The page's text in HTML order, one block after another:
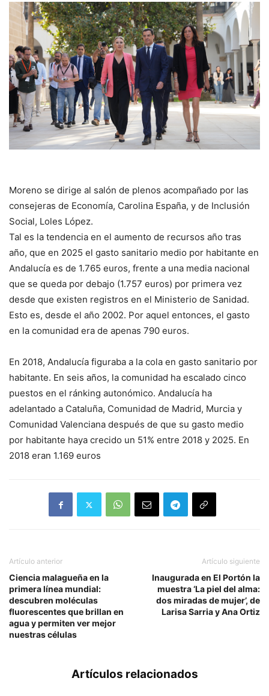
Moreno se dirige al salón de plenos acompañado por las
consejeras de Economía, Carolina España, y de Inclusión
Social, Loles López.
Tal es la tendencia en el aumento de recursos año tras
año, que en 2025 el gasto sanitario medio por habitante en
Andalucía es de 1.765 euros, frente a una media nacional
que se queda por debajo (1.757 euros) por primera vez
desde que existen registros en el Ministerio de Sanidad.
Esto es, desde el año 2002. Por aquel entonces, el gasto
en la comunidad era de apenas 790 euros.
En 2018, Andalucía figuraba a la cola en gasto sanitario por
habitante. En seis años, la comunidad ha escalado cinco
puestos en el ránking autonómico. Andalucía ha
adelantado a Cataluña, Comunidad de Madrid, Murcia y
Comunidad Valenciana después de que su gasto medio
por habitante haya crecido un 51% entre 2018 y 2025. En
2018 eran 1.169 euros
Artículo anterior
Ciencia malagueña en la
primera línea mundial:
descubren moléculas
fluorescentes que brillan en
agua y permiten ver mejor
nuestras células
Artículo siguiente
Inaugurada en El Portón la
muestra ‘La piel del alma:
dos miradas de mujer’, de
Larisa Sarria y Ana Ortiz
Artículos relacionados